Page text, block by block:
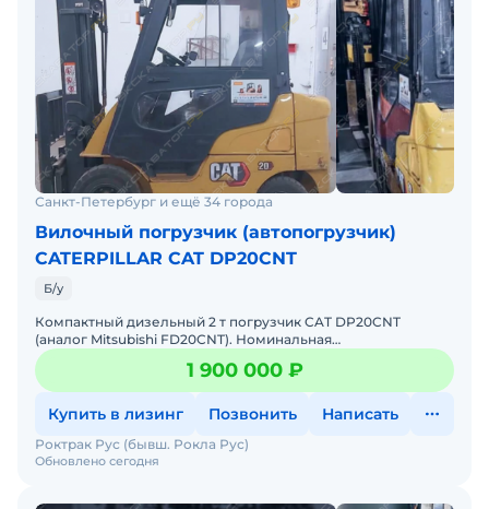
Санкт-Петербург и ещё 34 города
Вилочный погрузчик (автопогрузчик)
CATERPILLAR CAT DP20CNT
Б/у
Компактный дизельный 2 т погрузчик CAT DP20CNT
(аналог Mitsubishi FD20CNT). Номинальная
грузоподъёмность - 2000кг при 500 мм. Высота подъёма -
4700 мм. Двигател
1 900 000 ₽
Купить в лизинг Позвонить Написать
Обновлено сегодня
Роктрак Рус (бывш. Рокла Рус)